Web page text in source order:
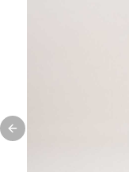
Previous slide